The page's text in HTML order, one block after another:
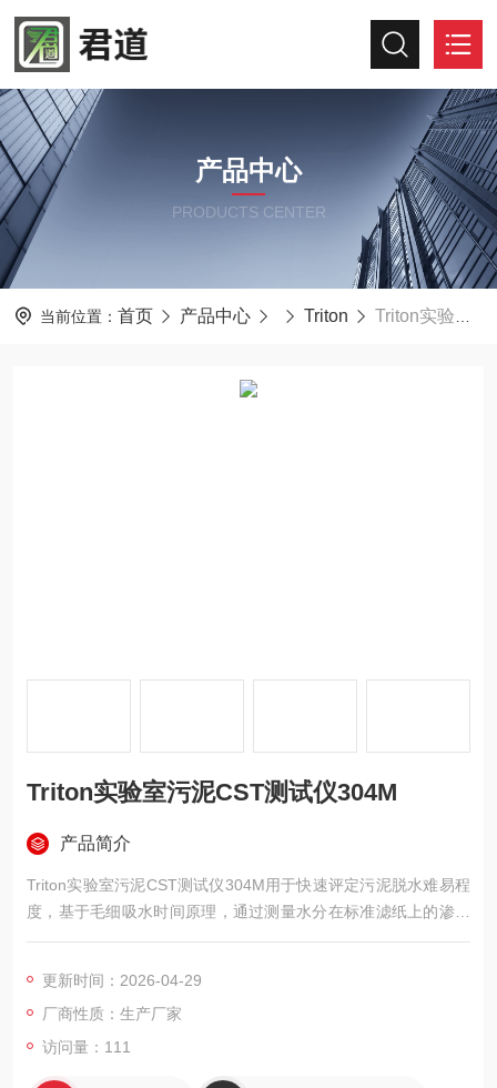
产品中心
PRODUCTS CENTER
当前位置： 首页 产品中心 Triton Triton实验室污泥CST测试仪304M
Triton实验室污泥CST测试仪304M
产品简介
Triton实验室污泥CST测试仪304M用于快速评定污泥脱水难易程
度，基于毛细吸水时间原理，通过测量水分在标准滤纸上的渗透
速率判断污泥可过滤性及絮凝剂投加量。主机尺寸22×16×7厘
工艺测试。
更新时间：2026-04-29
厂商性质：生产厂家
访问量：111